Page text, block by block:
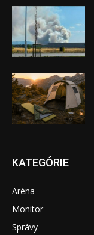
KATEGÓRIE
Aréna
Monitor
Správy